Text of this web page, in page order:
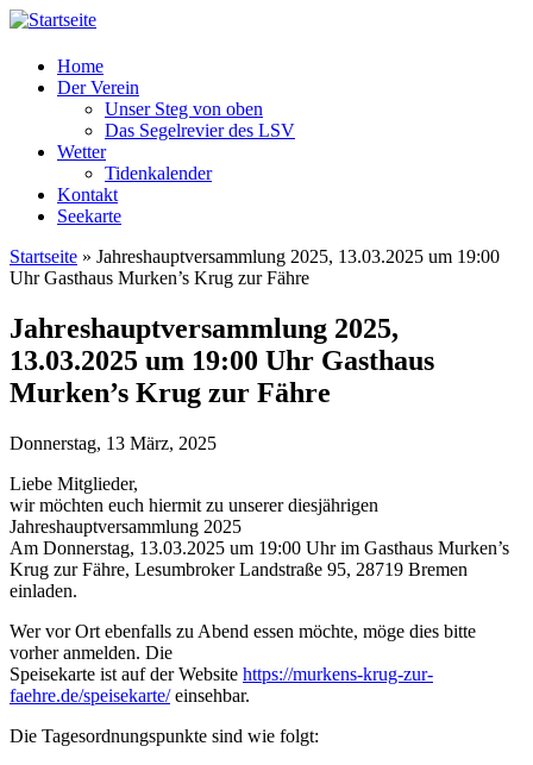
Home
Der Verein
Unser Steg von oben
Das Segelrevier des LSV
Wetter
Tidenkalender
Kontakt
Seekarte
Sie sind hier
Startseite » Jahreshauptversammlung 2025, 13.03.2025 um 19:00
Uhr Gasthaus Murken’s Krug zur Fähre
Jahreshauptversammlung 2025,
13.03.2025 um 19:00 Uhr Gasthaus
Murken’s Krug zur Fähre
Donnerstag, 13 März, 2025
Liebe Mitglieder,
wir möchten euch hiermit zu unserer diesjährigen
Jahreshauptversammlung 2025
Am Donnerstag, 13.03.2025 um 19:00 Uhr im Gasthaus Murken’s
Krug zur Fähre, Lesumbroker Landstraße 95, 28719 Bremen
einladen.
Wer vor Ort ebenfalls zu Abend essen möchte, möge dies bitte
vorher anmelden. Die
Speisekarte ist auf der Website https://murkens-krug-zur-
faehre.de/speisekarte/einsehbar.
Die Tagesordnungspunkte sind wie folgt: